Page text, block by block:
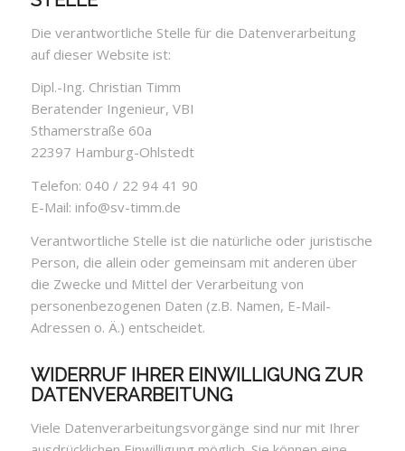
Die verantwortliche Stelle für die Datenverarbeitung
auf dieser Website ist:
Dipl.-Ing. Christian Timm
Beratender Ingenieur, VBI
Sthamerstraße 60a
22397 Hamburg-Ohlstedt
Telefon: 040 / 22 94 41 90
E-Mail: info@sv-timm.de
Verantwortliche Stelle ist die natürliche oder juristische
Person, die allein oder gemeinsam mit anderen über
die Zwecke und Mittel der Verarbeitung von
personenbezogenen Daten (z.B. Namen, E-Mail-
Adressen o. Ä.) entscheidet.
WIDERRUF IHRER EINWILLIGUNG ZUR
DATENVERARBEITUNG
Viele Datenverarbeitungsvorgänge sind nur mit Ihrer